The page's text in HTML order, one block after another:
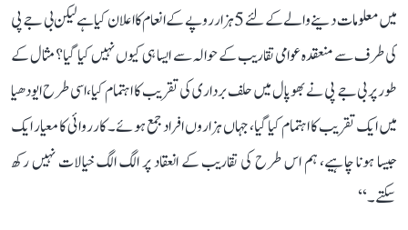
میں معلومات دینے والے کے لئے 5 ہزار روپے کے انعام کا اعلان کیا ہے لیکن بی جے پی
کی طرف سے منعقدہ عوامی تقاریب کے حوالہ سے ایسا ہی کیوں نہیں کیا گیا؟ مثال کے
طور پر بی جے پی نے بھوپال میں حلف برداری کی تقریب کا اہتمام کیا، اسی طرح ایودھیا
میں ایک تقریب کا اہتمام کیا گیا، جہاں ہزاروں افراد جمع ہوئے۔ کارروائی کا معیار ایک
جیسا ہونا چاہیے، ہم اس طرح کی تقاریب کے انعقاد پر الگ الگ خیالات نہیں رکھ
سکتے۔‘‘